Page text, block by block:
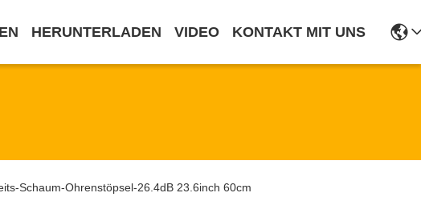
HERUNTERLADEN VIDEO KONTAKT MIT UNS
Schaum-Ohrenstöpsel-26.4dB 23.6inch 60cm